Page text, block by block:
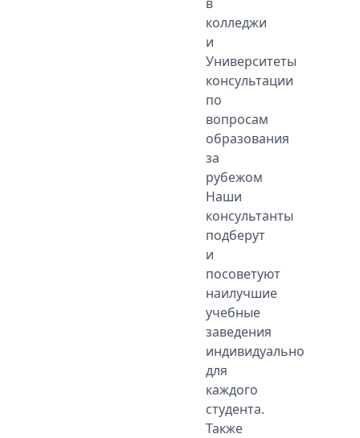
колледжи
и
Университеты
консультации
по
вопросам
образования
за
рубежом
Наши
консультанты
подберут
и
посоветуют
наилучшие
учебные
заведения
индивидуально
для
каждого
студента.
Также